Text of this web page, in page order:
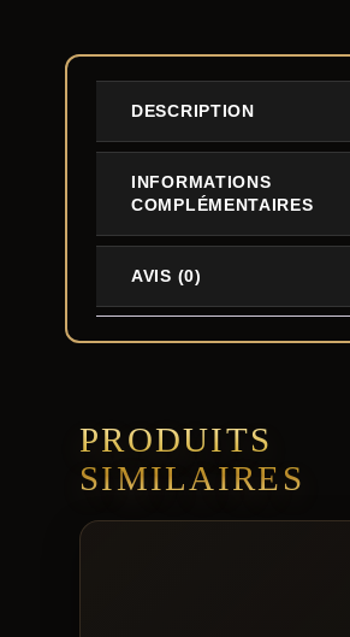
DESCRIPTION
INFORMATIONS
COMPLÉMENTAIRES
AVIS (0)
PRODUITS
SIMILAIRES